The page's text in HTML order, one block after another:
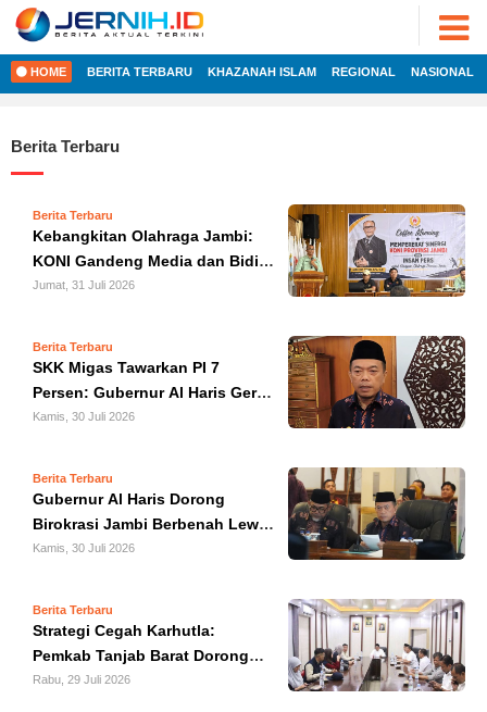
HOME
REGIONAL
NASIONAL
INTERNASIONAL
EKOBIS
HUKUM
KHAZANAH
LEISUR
ADVERTORIAL
FOTO
VIDEO
JAMBI
PESONA
DUNIA
CAKRAWALA
PROPERTY
LIFESTYLE
2022
JERNIH.ID
•
Developed
HOME BERITA TERBARU KHAZANAH ISLAM REGIONAL NASIONAL
Berita Terbaru
Berita Terbaru
Kebangkitan Olahraga Jambi:
KONI Gandeng Media dan Bidik
Program 'Bapak Angkat'
Jumat, 31 Juli 2026
Berita Terbaru
SKK Migas Tawarkan PI 7
Persen: Gubernur Al Haris Gerak
Cepat Bahas Bersama BUMD
Kamis, 30 Juli 2026
Berita Terbaru
Gubernur Al Haris Dorong
Birokrasi Jambi Berbenah Lewat
Evaluasi SAKIP 2025
Kamis, 30 Juli 2026
Berita Terbaru
Strategi Cegah Karhutla:
Pemkab Tanjab Barat Dorong
Pembentukan Kantor Daops
Rabu, 29 Juli 2026